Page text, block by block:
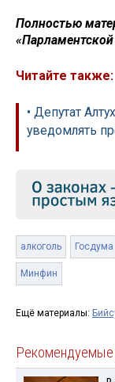
Полностью
«Парламентской
Читайте также:
• Депутат
уведомлять
алкоголь Госдума
Минфин
Ещё материалы:
Рекомендуемые